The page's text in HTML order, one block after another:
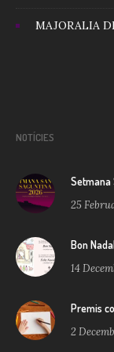
MAJORALIA
NOTÍCIES
25
Bon
14
Premis
2